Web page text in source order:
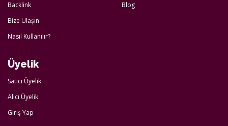
Backlink
Bize Ulaşın
Nasıl Kullanılır?
Blog
Üyelik
Satıcı Üyelik
Alıcı Üyelik
Giriş Yap